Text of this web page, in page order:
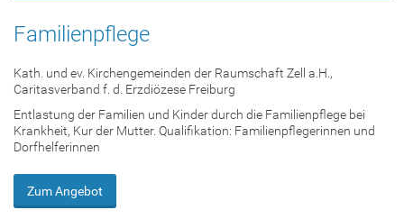
Familienpflege
Kath. und ev. Kirchengemeinden der Raumschaft Zell a.H.,
Caritasverband f. d. Erzdiözese Freiburg
Entlastung der Familien und Kinder durch die Familienpflege bei
Krankheit, Kur der Mutter. Qualifikation: Familienpflegerinnen und
Dorfhelferinnen
Zum Angebot